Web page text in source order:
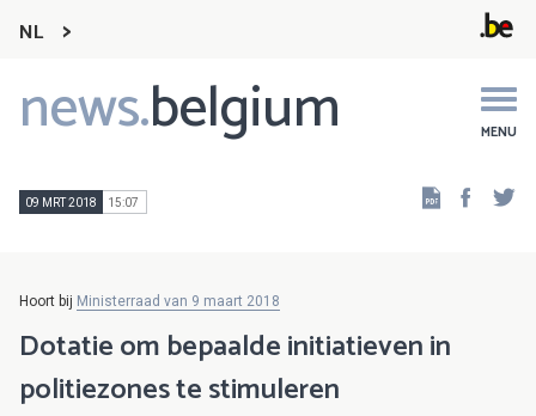
NL
news.belgium MENU
Main
navigation
09 MRT 2018 15:07
Hoort bij Ministerraad van 9 maart 2018
Dotatie om bepaalde initiatieven in
politiezones te stimuleren